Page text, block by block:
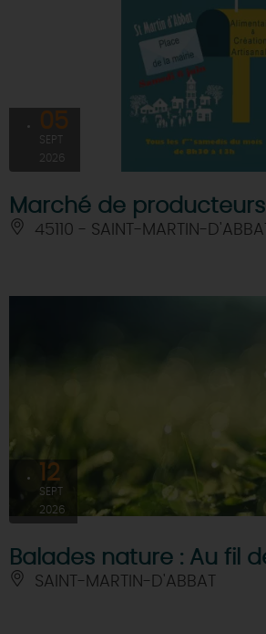
05
SEPT
2026
Marché de producteurs
45110 - SAINT-MARTIN-D'ABBAT
12
SEPT
2026
Balades nature : Au fil
SAINT-MARTIN-D'ABBAT